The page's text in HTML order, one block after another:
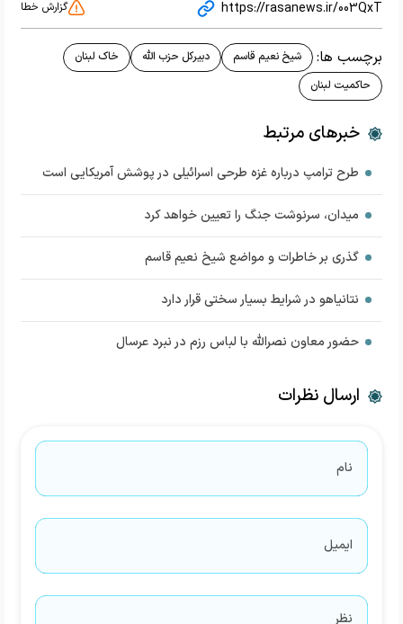
https://rasanews.ir/003QxT گزارش خطا
برچسب ها: شیخ نعیم قاسم دبیرکل حزب الله
خاک لبنان
حاکمیت لبنان
خبرهای مرتبط
طرح ترامپ درباره غزه طرحی اسرائیلی در پوشش آمریکایی است
میدان، سرنوشت جنگ را تعیین خواهد کرد
گذری بر خاطرات و مواضع شیخ نعیم قاسم
نتانیاهو در شرایط بسیار سختی قرار دارد
حضور معاون نصرالله با لباس رزم در نبرد عرسال
ارسال نظرات